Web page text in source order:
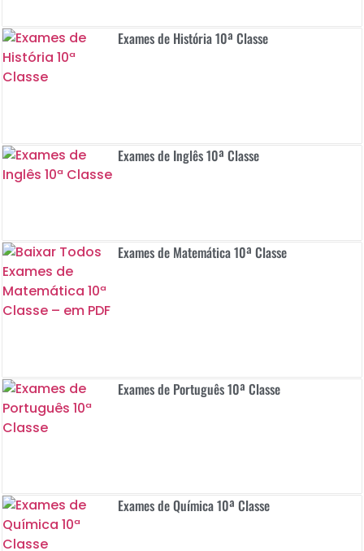
Exames de História 10ª Classe
Exames de Inglês 10ª Classe
Exames de Matemática 10ª Classe
Exames de Português 10ª Classe
Exames de Química 10ª Classe